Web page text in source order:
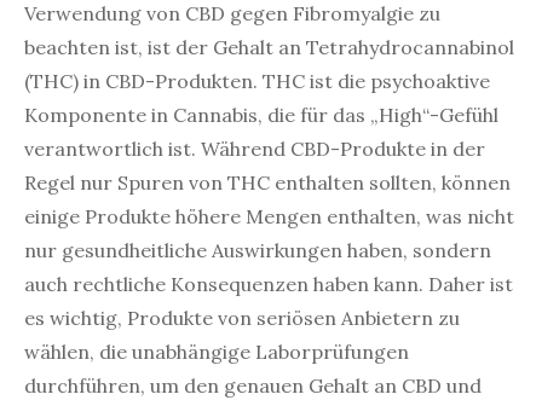
Verwendung von CBD gegen Fibromyalgie zu
beachten ist, ist der Gehalt an Tetrahydrocannabinol
(THC) in CBD-Produkten. THC ist die psychoaktive
Komponente in Cannabis, die für das „High“-Gefühl
verantwortlich ist. Während CBD-Produkte in der
Regel nur Spuren von THC enthalten sollten, können
einige Produkte höhere Mengen enthalten, was nicht
nur gesundheitliche Auswirkungen haben, sondern
auch rechtliche Konsequenzen haben kann. Daher ist
es wichtig, Produkte von seriösen Anbietern zu
wählen, die unabhängige Laborprüfungen
durchführen, um den genauen Gehalt an CBD und